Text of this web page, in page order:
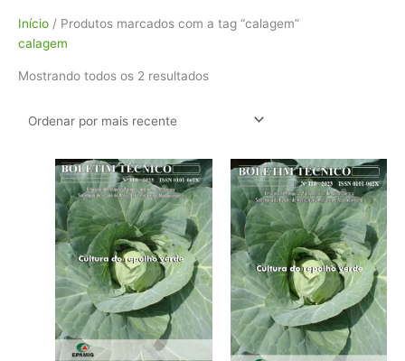
Início / Produtos marcados com a tag “calagem”
calagem
Mostrando todos os 2 resultados
Classificado
recente